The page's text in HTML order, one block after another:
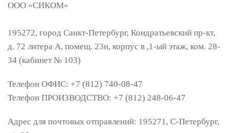
ООО «СИКОМ»
195272, город Санкт-Петербург, Кондратьевский пр-кт,
д. 72 литера А, помещ. 23н, корпус в ,1-ый этаж, ком. 28-
34 (кабинет № 103)
Телефон ОФИС: +7 (812) 740-08-47
Телефон ПРОИЗВОДСТВО: +7 (812) 248-06-47
Адрес для почтовых отправлений: 195271, С-Петербург,